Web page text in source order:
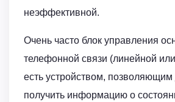
неэффективной.
Очень часто блок управления
телефонной связи (линейной
есть устройством, позволяющим
получить информацию о